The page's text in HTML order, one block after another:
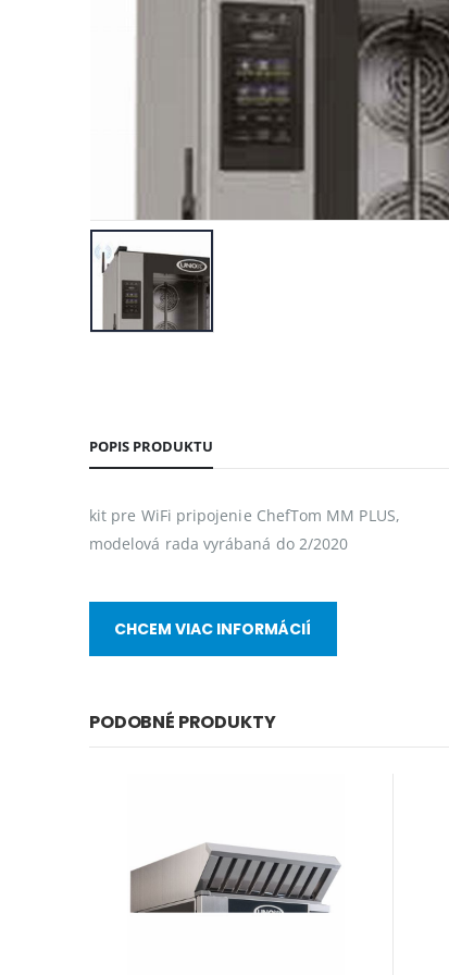
POPIS PRODUKTU
kit pre WiFi pripojenie ChefTom MM PLUS,
modelová rada vyrábaná do 2/2020
CHCEM VIAC INFORMÁCIÍ
PODOBNÉ PRODUKTY